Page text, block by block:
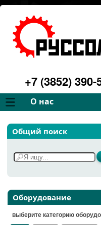
+7 (3852) 390-
О нас
Компания
Философия
Услуги
Галерея
Контакты
Общий поиск
Оборудование
выберите категорию